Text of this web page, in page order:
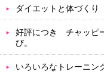
ダイエットと体づくり
好評につき チャッピ
び。
いろいろなトレーニン